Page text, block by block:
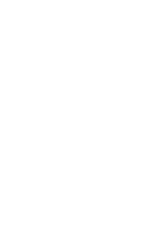
スマホ1つでスキマ時間に効